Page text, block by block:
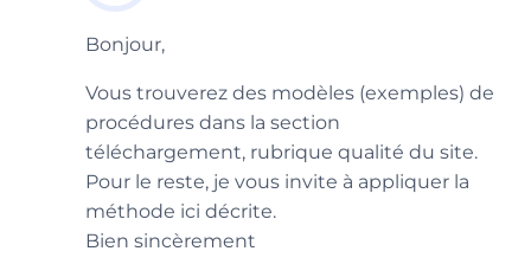
Bonjour,
Vous trouverez des modèles (exemples) de
procédures dans la section
téléchargement, rubrique qualité du site.
Pour le reste, je vous invite à appliquer la
méthode ici décrite.
Bien sincèrement